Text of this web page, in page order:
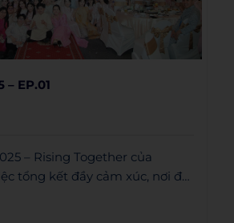
– EP.01
– Rising Together của
tổng kết đầy cảm xúc, nơi đại
lại hành trình nỗ lực, đón
từ các tổ chức Thành Đoàn